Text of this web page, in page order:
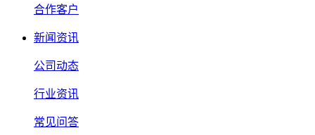
合作客户
新闻资讯
公司动态
行业资讯
常见问答